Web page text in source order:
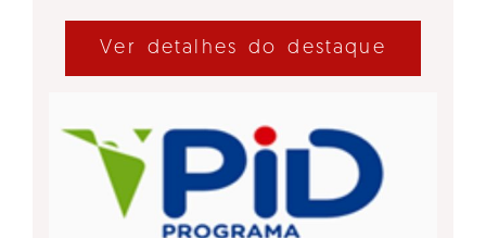
Ver detalhes do destaque